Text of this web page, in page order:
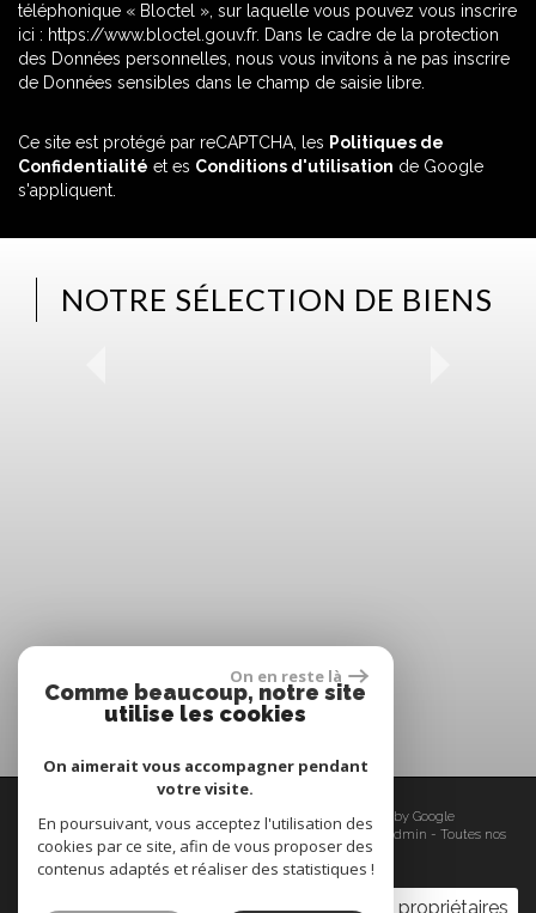
téléphonique « Bloctel », sur laquelle vous pouvez vous inscrire
ici : https://www.bloctel.gouv.fr. Dans le cadre de la protection
des Données personnelles, nous vous invitons à ne pas inscrire
de Données sensibles dans le champ de saisie libre.
Ce site est protégé par reCAPTCHA, les Politiques de
Confidentialité et es Conditions d'utilisation de Google
s'appliquent.
NOTRE SÉLECTION DE BIENS
© 2026 | Tous droits réservés | Traduction powered by Google
Plan du site- Mentions légales-Nos honoraires - Liens Admin - Toutes nos
annonces-Politique RGPD
Espace propriétaires
On en reste là
Comme beaucoup, notre site
utilise les cookies
On aimerait vous accompagner pendant
votre visite.
En poursuivant, vous acceptez l'utilisation des
cookies par ce site, afin de vous proposer des
contenus adaptés et réaliser des statistiques !